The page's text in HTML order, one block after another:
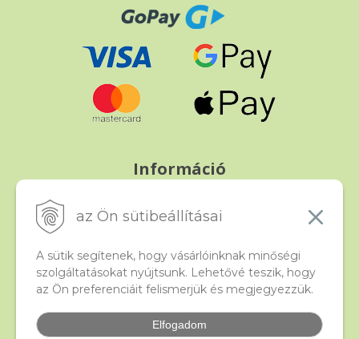
az Ön sütibeállításai
A sütik segítenek, hogy vásárlóinknak minőségi
szolgáltatásokat nyújtsunk. Lehetővé teszik, hogy
az Ön preferenciáit felismerjük és megjegyezzük.
Elfogadom
Információ
Panasz, árucsere és visszáru
Beado
Kapcsolat